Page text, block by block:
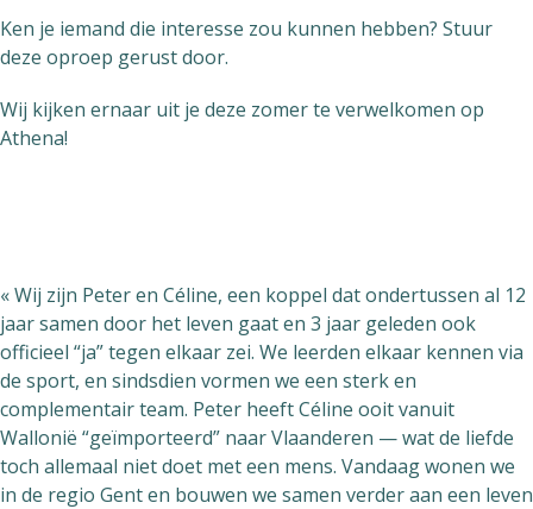
Ken je iemand die interesse zou kunnen hebben? Stuur
deze oproep gerust door.
Wij kijken ernaar uit je deze zomer te verwelkomen op
Athena!
« Wij zijn Peter en Céline, een koppel dat ondertussen al 12
jaar samen door het leven gaat en 3 jaar geleden ook
officieel “ja” tegen elkaar zei. We leerden elkaar kennen via
de sport, en sindsdien vormen we een sterk en
complementair team. Peter heeft Céline ooit vanuit
Wallonië “geïmporteerd” naar Vlaanderen — wat de liefde
toch allemaal niet doet met een mens. Vandaag wonen we
in de regio Gent en bouwen we samen verder aan een leven